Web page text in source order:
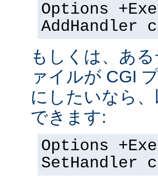
Options
もしくは、あ
ァイルが CGI
にしたいなら
できます:
Options
SetHandler